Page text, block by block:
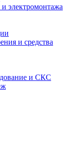
электромонтажа
и средства
и СКС